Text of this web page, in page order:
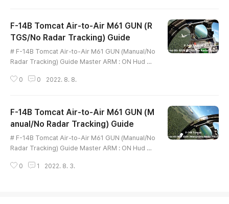
orward / PAL (Pilot Automatic Lockon Mode) ......
key setting CAGE/SEAM ...... key setting Missile
F-14B Tomcat Air-to-Air M61 GUN (R
TGS/No Radar Tracking) Guide
# F-14B Tomcat Air-to-Air M61 GUN (Manual/No
Radar Tracking) Guide Master ARM : ON Hud Di
Lead : 53 miles (check) Air Source Selector : Bo
# Mission File # DCS World Mission Folder (파일
복사 위치) - 아래의 폴더 중, 해당되는 DCS World 버전
0 0 2022. 8. 8.
F-14B Tomcat Air-to-Air M61 GUN (M
anual/No Radar Tracking) Guide
# F-14B Tomcat Air-to-Air M61 GUN (Manual/No
Radar Tracking) Guide Master ARM : ON Hud Di
Lead : 53 miles (check) Air Source Selector : Bo
0 1 2022. 8. 3.